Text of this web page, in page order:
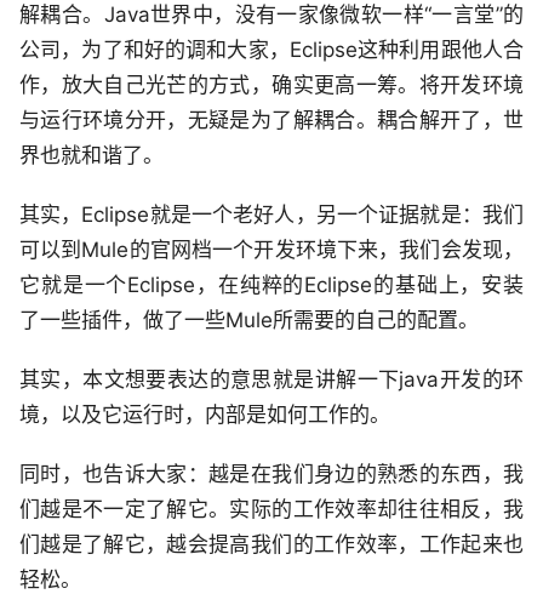
解耦合。Java世界中，没有一家像微软一样“一言堂”的
公司，为了和好的调和大家，Eclipse这种利用跟他人合
作，放大自己光芒的方式，确实更高一筹。将开发环境
与运行环境分开，无疑是为了解耦合。耦合解开了，世
界也就和谐了。
其实，Eclipse就是一个老好人，另一个证据就是：我们
可以到Mule的官网档一个开发环境下来，我们会发现，
它就是一个Eclipse，在纯粹的Eclipse的基础上，安装
了一些插件，做了一些Mule所需要的自己的配置。
其实，本文想要表达的意思就是讲解一下java开发的环
境，以及它运行时，内部是如何工作的。
同时，也告诉大家：越是在我们身边的熟悉的东西，我
们越是不一定了解它。实际的工作效率却往往相反，我
们越是了解它，越会提高我们的工作效率，工作起来也
轻松。